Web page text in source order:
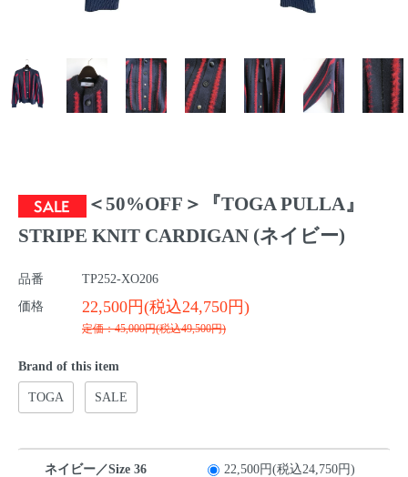
＜50%OFF＞『TOGA PULLA』
STRIPE KNIT CARDIGAN (ネイビー)
品番
TP252-XO206
価格
22,500円(税込24,750円)
定価：45,000円(税込49,500円)
Brand of this item
TOGA SALE
ネイビー／Size 36 22,500円(税込24,750円)